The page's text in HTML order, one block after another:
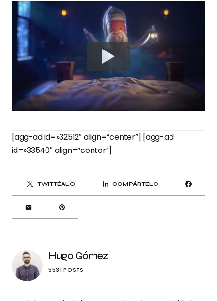
[agg-ad id=»32512″ align=“center”] [agg-ad
id=»33540″ align=“center”]
TWITTÉALO COMPÁRTELO
Hugo Gómez
5531 POSTS